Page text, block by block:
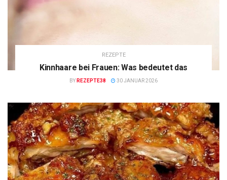
REZEPTE
Kinnhaare bei Frauen: Was bedeutet das
BY REZEPTE38 30 JANUAR 2026